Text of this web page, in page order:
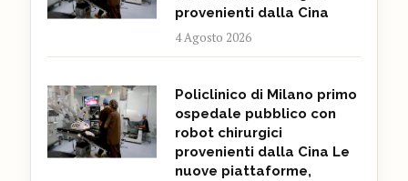
provenienti dalla Cina
4 Agosto 2026
Policlinico di Milano primo
ospedale pubblico con
robot chirurgici
provenienti dalla Cina Le
nuove piattaforme,